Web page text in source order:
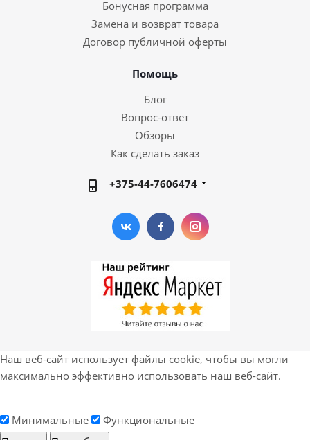
Бонусная программа
Замена и возврат товара
Договор публичной оферты
Помощь
Блог
Вопрос-ответ
Обзоры
Как сделать заказ
+375-44-7606474
Наш веб-сайт использует файлы cookie, чтобы вы могли
максимально эффективно использовать наш веб-сайт.
Минимальные
Функциональные